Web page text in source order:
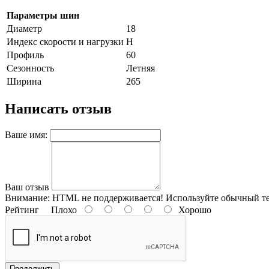
Параметры шин
Диаметр
18
Индекс скорости и нагрузки H
Профиль
60
Сезонность
Летняя
Ширина
265
Написать отзыв
Ваше имя:
Ваш отзыв
Внимание: HTML не поддерживается! Используйте обычный
Рейтинг Плохо Хорошо